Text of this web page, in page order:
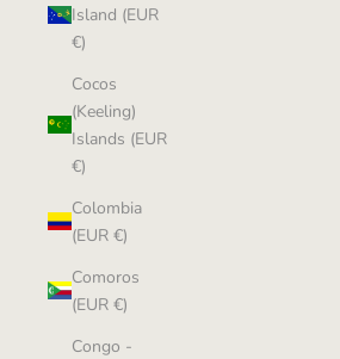
Island (EUR
€)
Cocos
(Keeling)
Islands (EUR
€)
Colombia
(EUR €)
Comoros
(EUR €)
Congo -